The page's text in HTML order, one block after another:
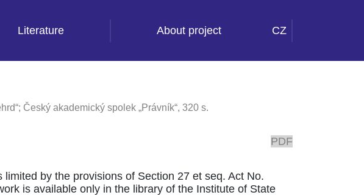
Literature About project CZ
Český akademický spolek „Právník“, 320 s.
PDF
by the provisions of Section 27 et seq. Act No.
is available only in the library of the Institute of State